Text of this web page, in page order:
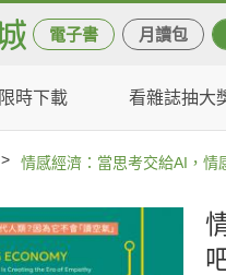
電子書 月讀包
限時下載 看雜誌抽大
> 情感經濟：當思考交給AI，情